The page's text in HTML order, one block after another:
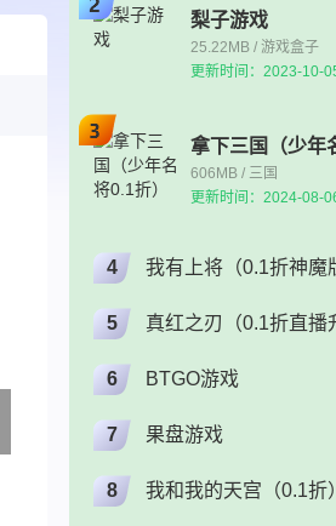
梨子游戏
25.22MB / 游戏盒子
更新时间：2023-10-
拿下三国（少年
606MB / 三国
更新时间：2024-08-
4 我有上将（0.1折神魔
5
6 BTGO游戏
7 果盘游戏
8 我和我的天宫（0.1折）